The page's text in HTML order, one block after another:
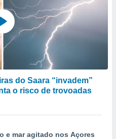
do Saara “invadem”
o risco de trovoadas
e mar agitado nos Açores